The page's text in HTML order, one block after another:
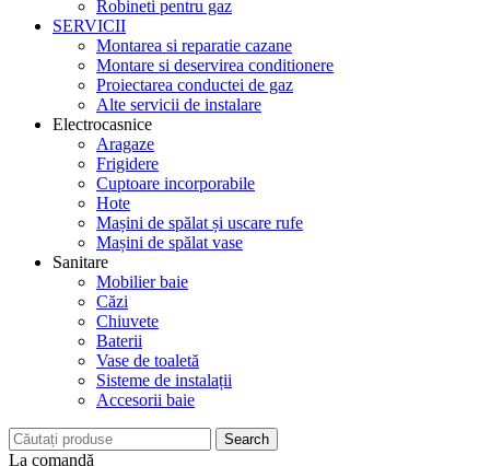
Robineti pentru gaz
SERVICII
Montarea si reparatie cazane
Montare si deservirea conditionere
Proiectarea conductei de gaz
Alte servicii de instalare
Electrocasnice
Aragaze
Frigidere
Cuptoare incorporabile
Hote
Mașini de spălat și uscare rufe
Mașini de spălat vase
Sanitare
Mobilier baie
Căzi
Chiuvete
Baterii
Vase de toaletă
Sisteme de instalații
Accesorii baie
Search
La comandă